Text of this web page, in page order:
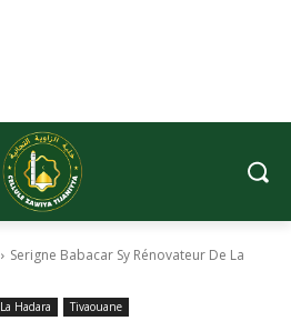
Serigne Babacar Sy Rénovateur De La
La Hadara Tivaouane